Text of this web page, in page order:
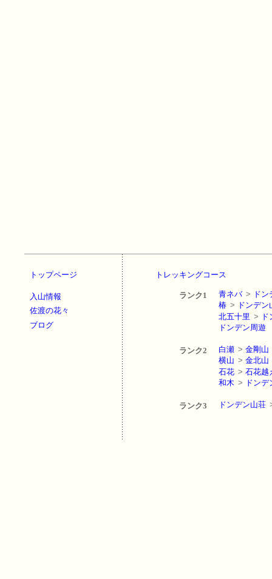
トップページ
入山情報
佐渡の花々
ブログ
トレッキングコース
ランク1 青ネバ > ド
椿 > ドンデン
北五十里 >
ドンデン周遊
ランク2 白瀬 > 金剛山
横山 > 金北山
石花 > 石花越
和木 > ドンデ
ランク3 ドンデン山荘